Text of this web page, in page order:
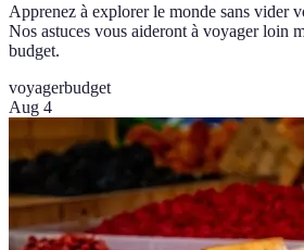
Apprenez à explorer le monde sans vider
Nos astuces vous aideront à voyager loin
budget.
voyagerbudget
Aug 4